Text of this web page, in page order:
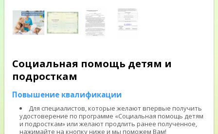
Социальная помощь детям и
подросткам
Повышение квалификации
Для специалистов, которые желают впервые получить
удостоверение по программе «Социальная помощь детям
и подросткам» или желают продлить ранее полученное,
нажимайте на кнопку ниже и мы поможем Вам!